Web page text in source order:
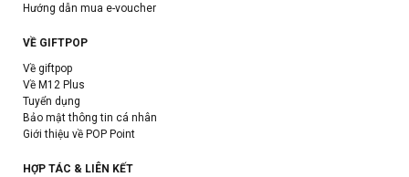
Hướng dẫn mua e-voucher
VỀ GIFTPOP
Về giftpop
Về M12 Plus
Tuyển dụng
Bảo mật thông tin cá nhân
Giới thiệu về POP Point
HỢP TÁC & LIÊN KẾT